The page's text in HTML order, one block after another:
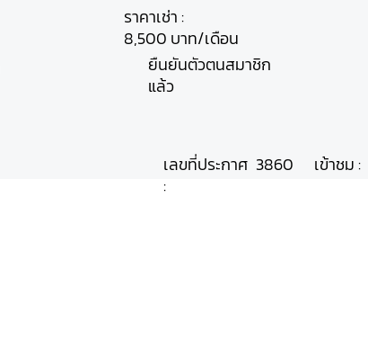
ราคาเช่า :
8,500 บาท/เดือน
ยืนยันตัวตนสมาชิก
แล้ว
เลขที่ประกาศ
:
3860 เข้าชม :